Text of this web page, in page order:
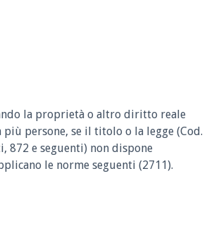
la proprietà o altro diritto reale
più persone, se il titolo o la legge (Cod.
872 e seguenti) non dispone
le norme seguenti (2711).